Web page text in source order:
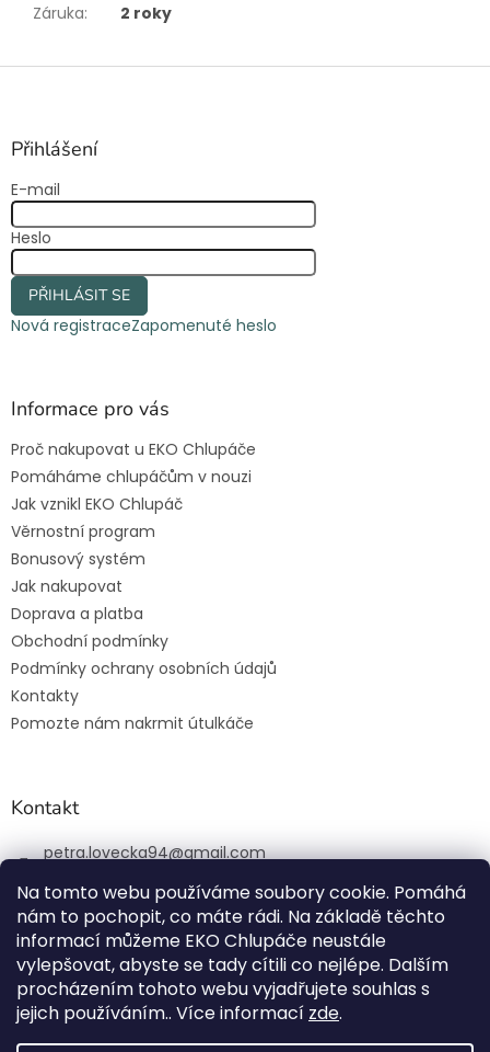
Na tomto webu používáme soubory cookie. Pomáhá
nám to pochopit, co máte rádi. Na základě těchto
informací můžeme EKO Chlupáče neustále
vylepšovat, abyste se tady cítili co nejlépe. Dalším
procházením tohoto webu vyjadřujete souhlas s
jejich používáním.. Více informací zde.
Záruka: 2 roky
Z
Přihlášení
E-mail
Heslo
PŘIHLÁSIT SE
Nová registraceZapomenuté heslo
Informace pro vás
Proč nakupovat u EKO Chlupáče
Pomáháme chlupáčům v nouzi
Jak vznikl EKO Chlupáč
Věrnostní program
Bonusový systém
Jak nakupovat
Doprava a platba
Obchodní podmínky
Podmínky ochrany osobních údajů
Kontakty
Pomozte nám nakrmit útulkáče
Kontakt
petra.lovecka94@gmail.com
+420 774 131 648
ekochlupac.cz
Vytvořil Shoptet